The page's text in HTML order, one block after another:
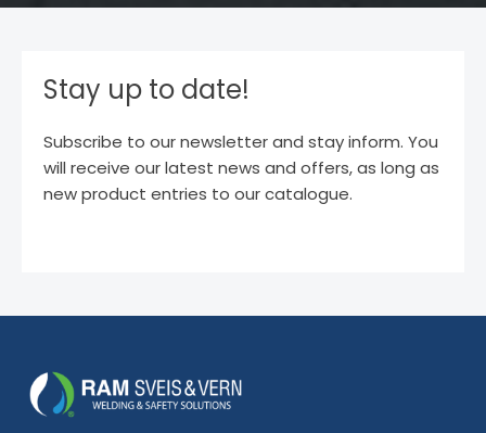
Stay up to date!
Subscribe to our newsletter and stay inform. You
will receive our latest news and offers, as long as
new product entries to our catalogue.